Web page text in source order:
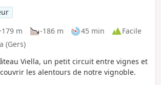
m -186 m 45 min
Facile
(Gers)
Viella, un petit circuit entre vignes et
les alentours de notre vignoble.